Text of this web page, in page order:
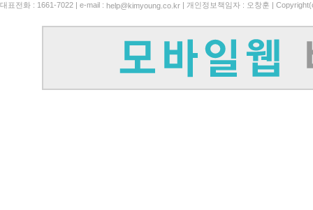
대표전화 : 1661-7022 | e-mail : help@kimyoung.co.kr | 개인정보책임자 : 오창훈 |